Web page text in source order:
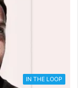
IN THE LOOP